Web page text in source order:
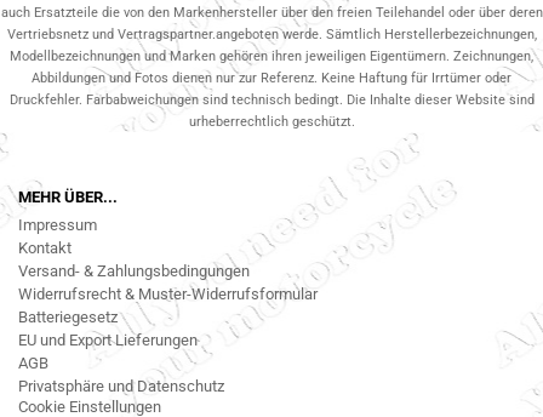
auch Ersatzteile die von den Markenhersteller über den freien Teilehandel oder über deren
Vertriebsnetz und Vertragspartner.angeboten werde. Sämtlich Herstellerbezeichnungen,
Modellbezeichnungen und Marken gehören ihren jeweiligen Eigentümern. Zeichnungen,
Abbildungen und Fotos dienen nur zur Referenz. Keine Haftung für Irrtümer oder
Druckfehler. Farbabweichungen sind technisch bedingt. Die Inhalte dieser Website sind
urheberrechtlich geschützt.
MEHR ÜBER...
Impressum
Kontakt
Versand- & Zahlungsbedingungen
Widerrufsrecht & Muster-Widerrufsformular
Batteriegesetz
EU und Export Lieferungen
AGB
Privatsphäre und Datenschutz
Cookie Einstellungen